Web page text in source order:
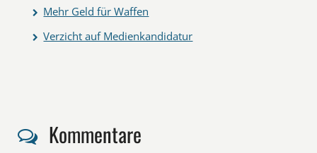
Mehr Geld für Waffen
Verzicht auf Medienkandidatur
Kommentare